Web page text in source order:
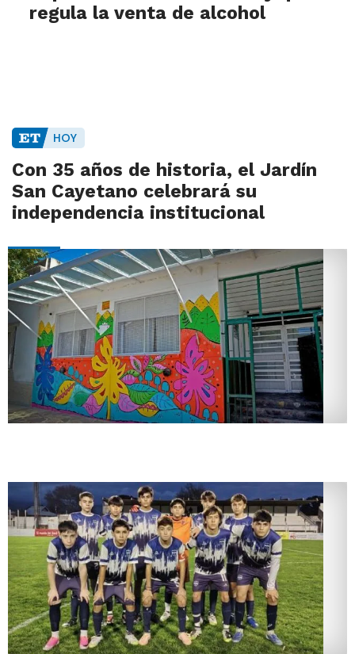
regula la venta de alcohol
HOY
Con 35 años de historia, el Jardín
San Cayetano celebrará su
independencia institucional